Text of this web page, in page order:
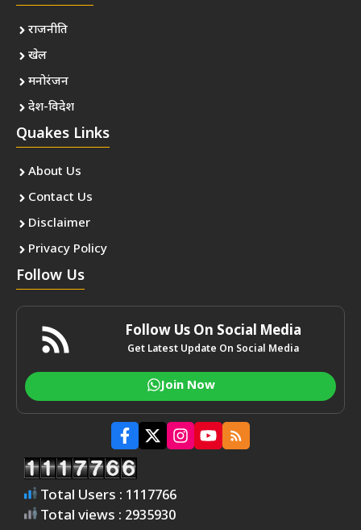
राजनीति
खेल
मनोरंजन
देश-विदेश
Quakes Links
About Us
Contact Us
Disclaimer
Privacy Policy
Follow Us
Follow Us On Social Media
Get Latest Update On Social Media
Join Now
Total Users : 1117766
Total views : 2935930